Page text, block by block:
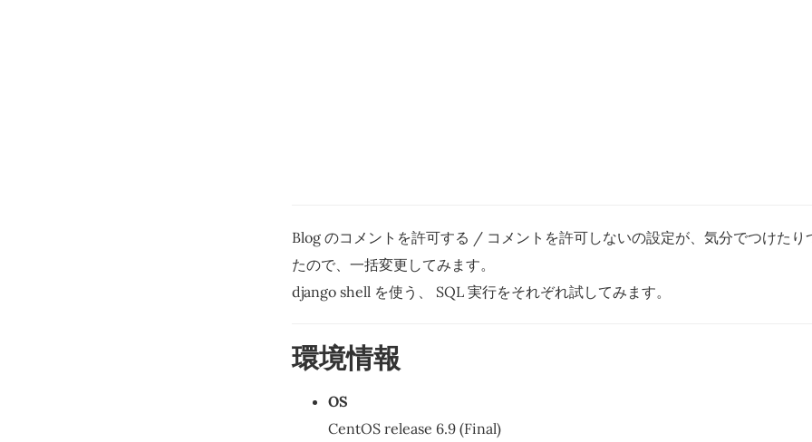
Blog のコメントを許可する / コメントを許可しないの設定が、気分でつけたり
たので、一括変更してみます。
django shell を使う、 SQL 実行をそれぞれ試してみます。
環境情報
OS
CentOS release 6.9 (Final)